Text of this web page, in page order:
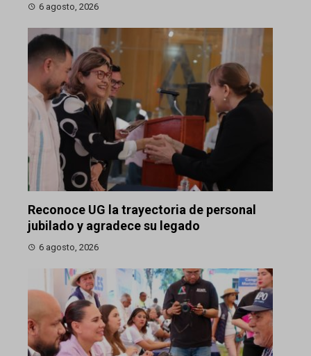
6 agosto, 2026
Reconoce UG la trayectoria de personal
jubilado y agradece su legado
6 agosto, 2026